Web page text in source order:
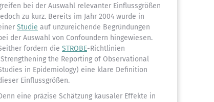
bei der Auswahl relevanter Einflussgrößen
zu kurz. Bereits im Jahr 2004 wurde in
Studie auf unzureichende Begründungen
der Auswahl von Confoundern hingewiesen.
fordern die STROBE-Richtlinien
the Reporting of Observational
in Epidemiology) eine klare Definition
Einflussgrößen.
eine präzise Schätzung kausaler Effekte in